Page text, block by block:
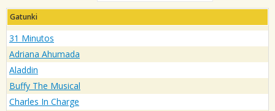
Gatunki
31 Minutos
Adriana Ahumada
Aladdin
Buffy The Musical
Charles In Charge